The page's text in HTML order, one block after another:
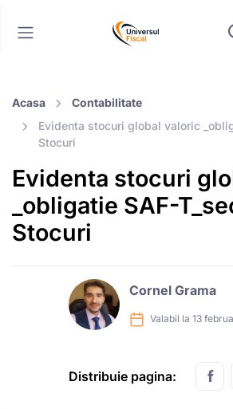
Acasa
Contabilitate
Evidenta stocuri global valoric
Stocuri
Evidenta stocuri
_obligatie SAF-
Stocuri
Cornel Grama
Valabil la 13
Distribuie pagina: